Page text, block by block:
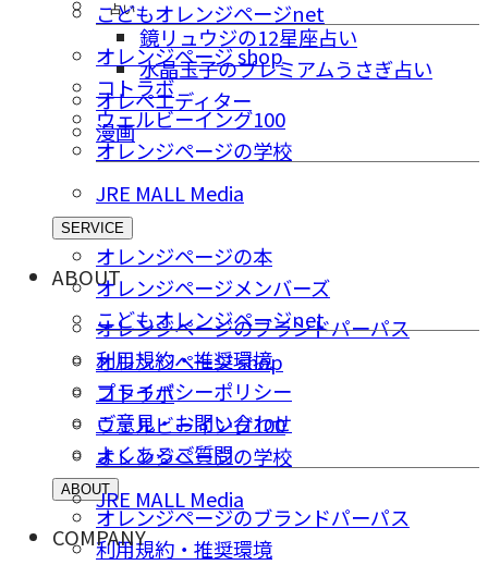
占い
鏡リュウジの12星座占い
水晶玉子のプレミアムうさぎ占い
オレペエディター
漫画
こどもオレンジページnet
オレンジページ shop
コトラボ
ウェルビーイング100
オレンジページの学校
JRE MALL Media
SERVICE
オレンジページの本
オレンジページメンバーズ
こどもオレンジページnet
オレンジページ shop
コトラボ
ウェルビーイング100
オレンジページの学校
JRE MALL Media
ABOUT
オレンジページのブランドパーパス
利用規約・推奨環境
プライバシーポリシー
ご意⾒・お問い合わせ
よくあるご質問
ABOUT
オレンジページのブランドパーパス
利用規約・推奨環境
COMPANY